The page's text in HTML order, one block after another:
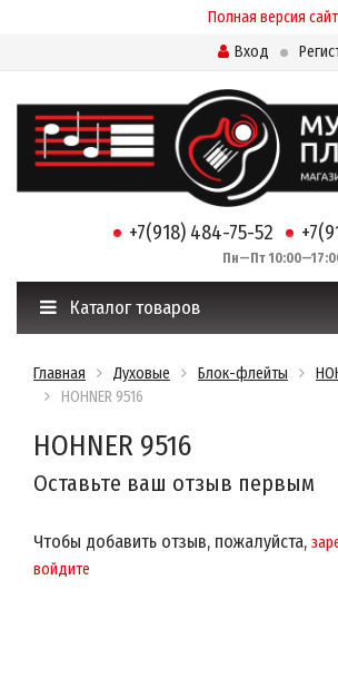
Полная версия
Вход
+7(918) 484-75-52
Пн—Пт
Каталог товаров
Главная Духовые Блок-флейты
HOHNER 9516
HOHNER 9516
Оставьте ваш отзыв первым
Чтобы добавить отзыв, пожалуйста,
войдите